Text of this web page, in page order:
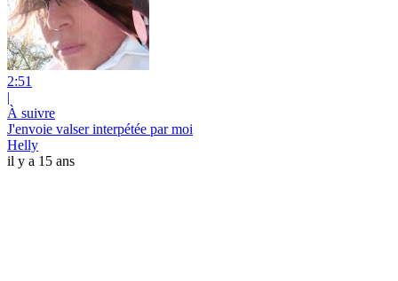
2:51
|
À suivre
J'envoie valser interpétée par moi
Helly
il y a 15 ans